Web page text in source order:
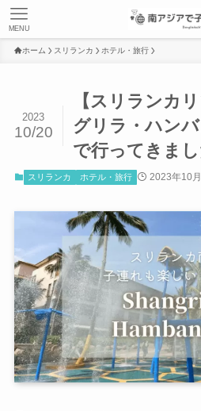
MENU
ホーム スリランカ ホテル・旅行
【スリランカ
グリラ・ハン
で行ってきま
2023
10/20
スリランカ ホテル・旅行 2023年10